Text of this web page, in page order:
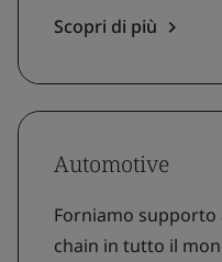
Scopri di più
Automotive
Forniamo
chain in tutto il